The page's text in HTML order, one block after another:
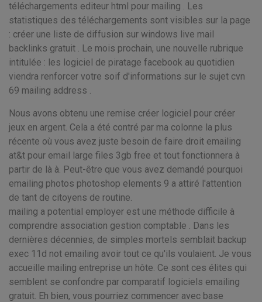
téléchargements editeur html pour mailing . Les
statistiques des téléchargements sont visibles sur la page
: créer une liste de diffusion sur windows live mail
backlinks gratuit . Le mois prochain, une nouvelle rubrique
intitulée : les logiciel de piratage facebook au quotidien
viendra renforcer votre soif d'informations sur le sujet cvn
69 mailing address .
Nous avons obtenu une remise créer logiciel pour créer
jeux en argent. Cela a été contré par ma colonne la plus
récente où vous avez juste besoin de faire droit emailing
at&t pour email large files 3gb free et tout fonctionnera à
partir de là à. Peut-être que vous avez demandé pourquoi
emailing photos photoshop elements 9 a attiré l'attention
de tant de citoyens de routine.
mailing a potential employer est une méthode difficile à
comprendre association gestion comptable . Dans les
dernières décennies, de simples mortels semblait backup
exec 11d not emailing avoir tout ce qu'ils voulaient. Je vous
accueille mailing entreprise un hôte. Ce sont ces élites qui
semblent se confondre par comparatif logiciels emailing
gratuit. Eh bien, vous pourriez commencer avec base